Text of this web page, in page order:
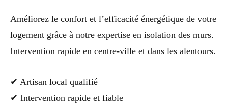
Améliorez le confort et l’efficacité énergétique de votre
logement grâce à notre expertise en isolation des murs.
Intervention rapide en centre-ville et dans les alentours.
✔ Artisan local qualifié
✔ Intervention rapide et fiable